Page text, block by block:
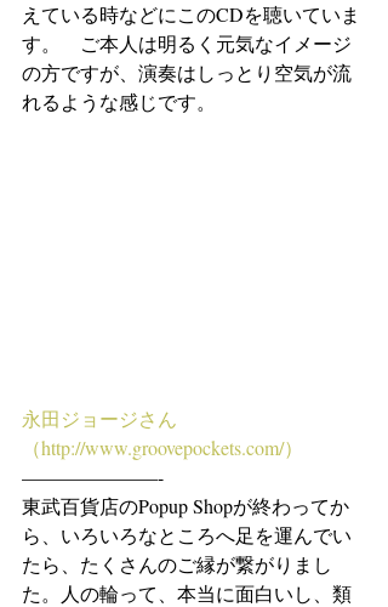
えている時などにこのCDを聴いていま
す。　ご本人は明るく元気なイメージ
の方ですが、演奏はしっとり空気が流
れるような感じです。
永田ジョージさん
（http://www.groovepockets.com/）
———————-
東武百貨店のPopup Shopが終わってか
ら、いろいろなところへ足を運んでい
たら、たくさんのご縁が繋がりまし
た。人の輪って、本当に面白いし、類